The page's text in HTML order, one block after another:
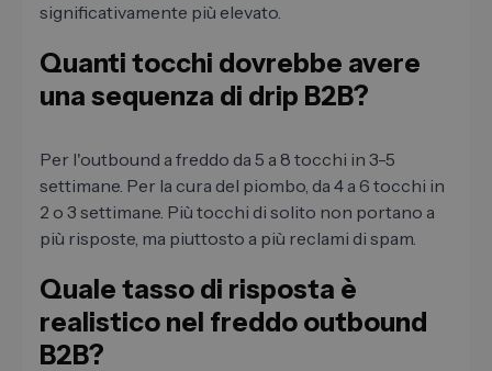
significativamente più elevato.
Quanti tocchi dovrebbe avere
una sequenza di drip B2B?
Per l'outbound a freddo da 5 a 8 tocchi in 3-5
settimane. Per la cura del piombo, da 4 a 6 tocchi in
2 o 3 settimane. Più tocchi di solito non portano a
più risposte, ma piuttosto a più reclami di spam.
Quale tasso di risposta è
realistico nel freddo outbound
B2B?